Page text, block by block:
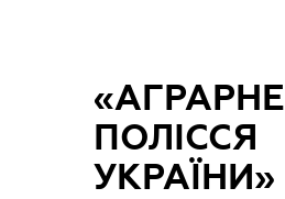
«АГРАРНЕ
ПОЛІССЯ
УКРАЇНИ»